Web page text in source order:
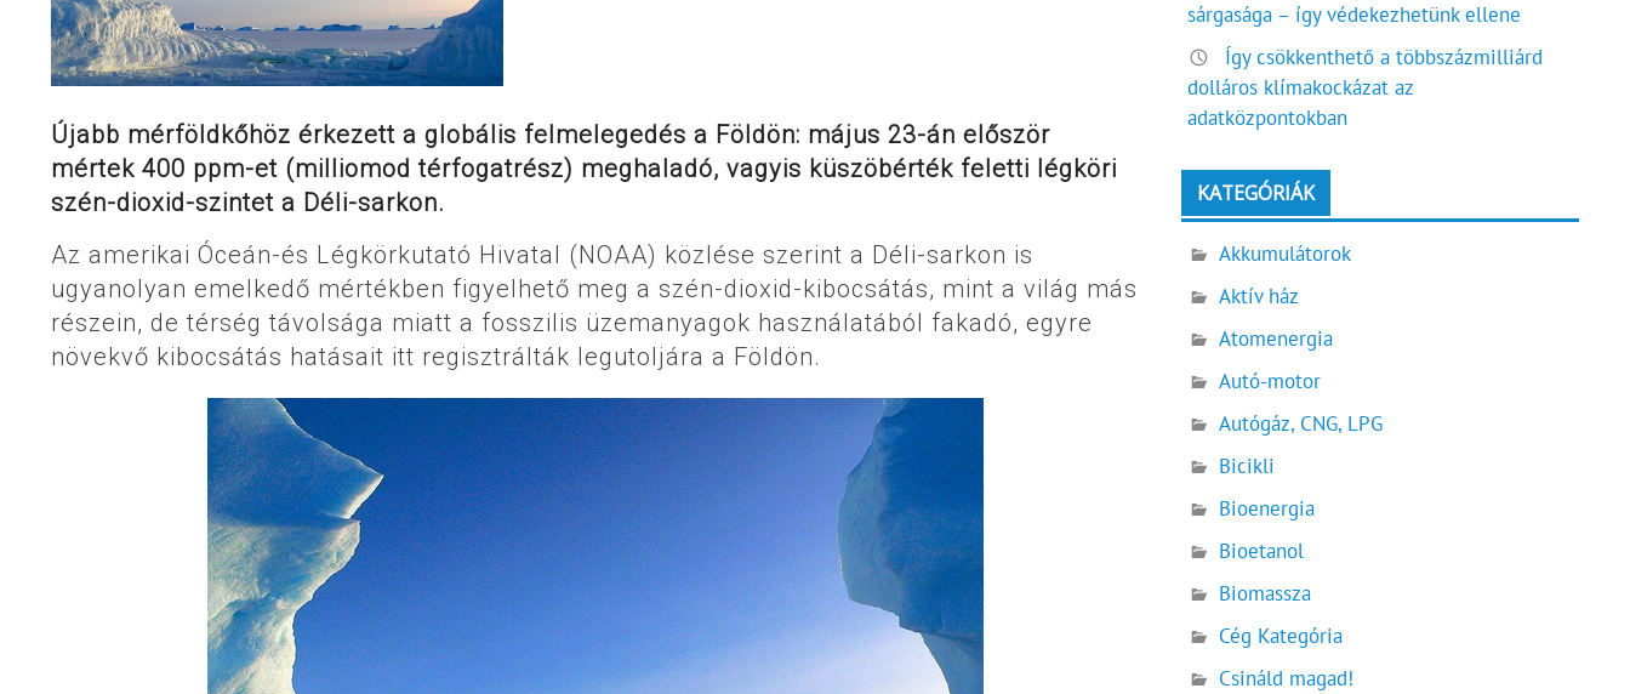
Újabb mérföldkőhöz érkezett a globális felmelegedés a Földön: május 23-án először
mértek 400 ppm-et (milliomod térfogatrész) meghaladó, vagyis küszöbérték feletti légköri
szén-dioxid-szintet a Déli-sarkon.
Az amerikai Óceán-és Légkörkutató Hivatal (NOAA) közlése szerint a Déli-sarkon is
ugyanolyan emelkedő mértékben figyelhető meg a szén-dioxid-kibocsátás, mint a világ más
részein, de térség távolsága miatt a fosszilis üzemanyagok használatából fakadó, egyre
növekvő kibocsátás hatásait itt regisztrálták legutoljára a Földön.
sárgasága – így védekezhetünk ellene
Így csökkenthető a többszázmilliárd
dolláros klímakockázat az
adatközpontokban
KATEGÓRIÁK
Akkumulátorok
Aktív ház
Atomenergia
Autó-motor
Autógáz, CNG, LPG
Bicikli
Bioenergia
Bioetanol
Biomassza
Cég Kategória
Csináld magad!